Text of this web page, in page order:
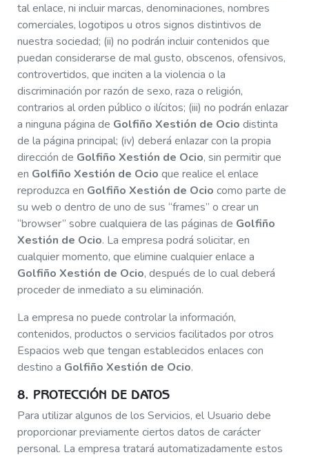
tal enlace, ni incluir marcas, denominaciones, nombres
comerciales, logotipos u otros signos distintivos de
nuestra sociedad; (ii) no podrán incluir contenidos que
puedan considerarse de mal gusto, obscenos, ofensivos,
controvertidos, que inciten a la violencia o la
discriminación por razón de sexo, raza o religión,
contrarios al orden público o ilícitos; (iii) no podrán enlazar
a ninguna página de Golfiño Xestión de Ocio distinta
de la página principal; (iv) deberá enlazar con la propia
dirección de Golfiño Xestión de Ocio, sin permitir que
en Golfiño Xestión de Ocio que realice el enlace
reproduzca en Golfiño Xestión de Ocio como parte de
su web o dentro de uno de sus “frames” o crear un
“browser” sobre cualquiera de las páginas de Golfiño
Xestión de Ocio. La empresa podrá solicitar, en
cualquier momento, que elimine cualquier enlace a
Golfiño Xestión de Ocio, después de lo cual deberá
proceder de inmediato a su eliminación.
La empresa no puede controlar la información,
contenidos, productos o servicios facilitados por otros
Espacios web que tengan establecidos enlaces con
destino a Golfiño Xestión de Ocio.
8. PROTECCIÓN DE DATOS
Para utilizar algunos de los Servicios, el Usuario debe
proporcionar previamente ciertos datos de carácter
personal. La empresa tratará automatizadamente estos